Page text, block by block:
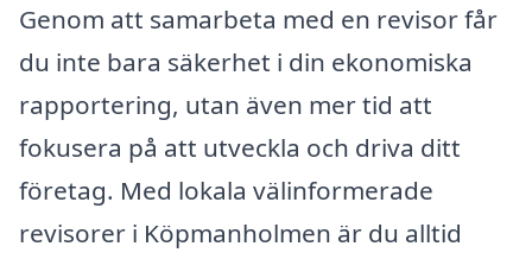
Genom att samarbeta med en revisor får
du inte bara säkerhet i din ekonomiska
rapportering, utan även mer tid att
fokusera på att utveckla och driva ditt
företag. Med lokala välinformerade
revisorer i Köpmanholmen är du alltid